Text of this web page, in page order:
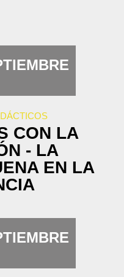
CON LA
- LA
EN LA